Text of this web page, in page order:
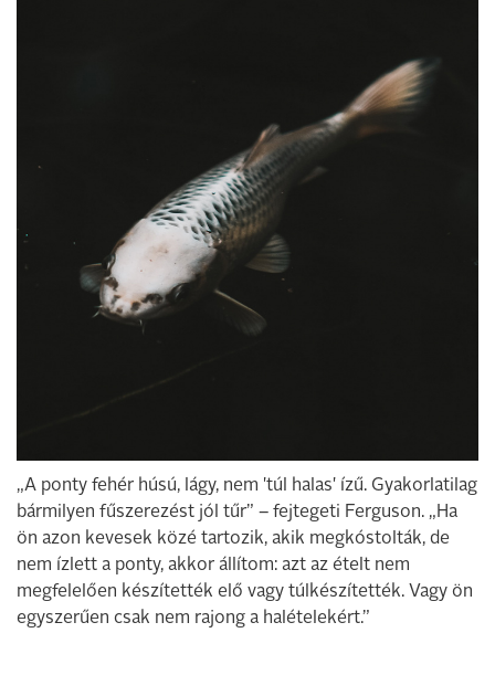
„A ponty fehér húsú, lágy, nem 'túl halas' ízű. Gyakorlatilag
bármilyen fűszerezést jól tűr” – fejtegeti Ferguson. „Ha
ön azon kevesek közé tartozik, akik megkóstolták, de
nem ízlett a ponty, akkor állítom: azt az ételt nem
megfelelően készítették elő vagy túlkészítették. Vagy ön
egyszerűen csak nem rajong a halételekért.”